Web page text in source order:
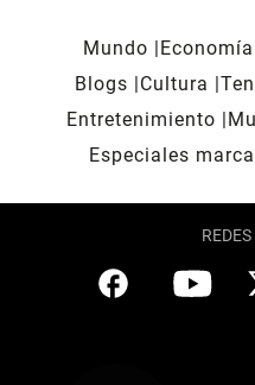
Mundo Economía
Blogs
Cultura
Entretenimiento
Especiales